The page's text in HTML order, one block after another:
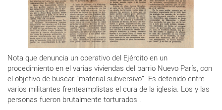
Nota que denuncia un operativo del Ejército en un
procedimiento en el varias viviendas del barrio Nuevo París, con
el objetivo de buscar "material subversivo". Es detenido entre
varios militantes frenteamplistas el cura de la iglesia. Los y las
personas fueron brutalmente torturados .